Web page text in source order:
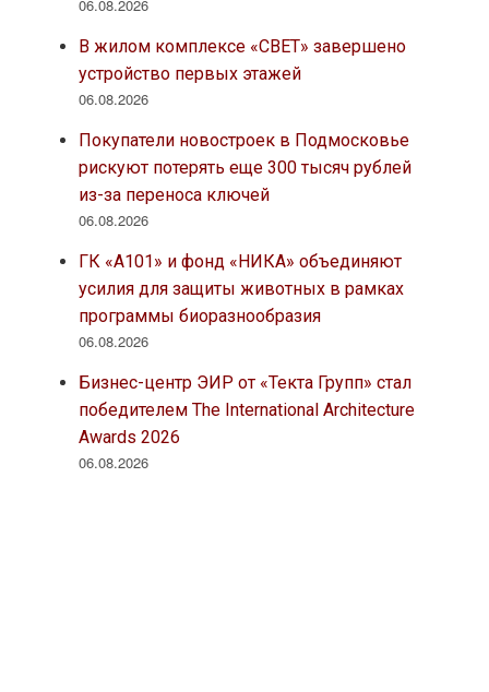
06.08.2026
В жилом комплексе «СВЕТ» завершено
устройство первых этажей
06.08.2026
Покупатели новостроек в Подмосковье
рискуют потерять еще 300 тысяч рублей
из-за переноса ключей
06.08.2026
ГК «А101» и фонд «НИКА» объединяют
усилия для защиты животных в рамках
программы биоразнообразия
06.08.2026
Бизнес-центр ЭИР от «Текта Групп» стал
победителем The International Architecture
Awards 2026
06.08.2026